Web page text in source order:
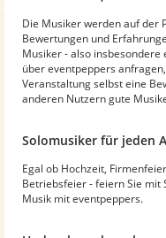
Die Musiker werden auf der
Bewertungen und
Musiker - also
über eventpeppers
Veranstaltung selbst eine
anderen Nutzern gute
Solomusiker für jeden
Egal ob Hochzeit,
Betriebsfeier - feiern Sie mit
Musik mit eventpeppers.